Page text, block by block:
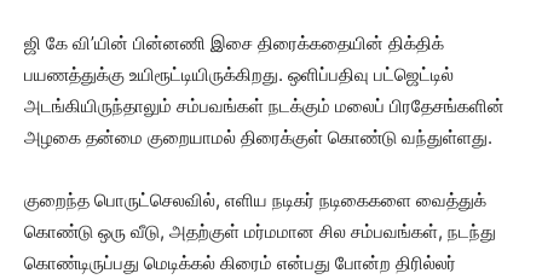
ஜி கே வி’யின் பின்னணி இசை திரைக்கதையின் திக்திக்
பயணத்துக்கு உயிரூட்டியிருக்கிறது. ஒளிப்பதிவு பட்ஜெட்டில்
அடங்கியிருந்தாலும் சம்பவங்கள் நடக்கும் மலைப் பிரதேசங்களின்
அழகை தன்மை குறையாமல் திரைக்குள் கொண்டு வந்துள்ளது.
குறைந்த பொருட்செலவில், எளிய நடிகர் நடிகைகளை வைத்துக்
கொண்டு ஒரு வீடு, அதற்குள் மர்மமான சில சம்பவங்கள், நடந்து
கொண்டிருப்பது மெடிக்கல் கிரைம் என்பது போன்ற திரில்லர்